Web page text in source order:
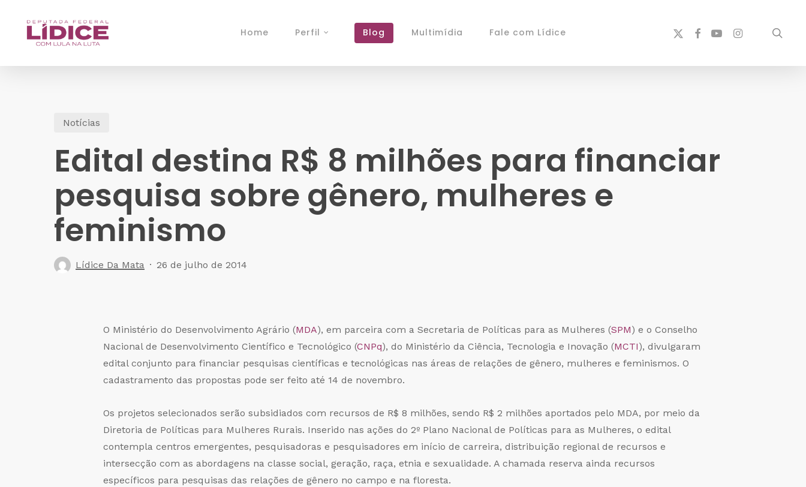
Home Perfil Blog Multimídia Fale com Lídice
x-
facebook
youtubeinstagram
Notícias
Edital destina R$ 8 milhões para financiar
pesquisa sobre gênero, mulheres e
feminismo
Lídice Da Mata 26 de julho de 2014
O Ministério do Desenvolvimento Agrário (MDA), em parceira com a Secretaria de Políticas para as Mulheres (SPM) e o Conselho
Nacional de Desenvolvimento Científico e Tecnológico (CNPq), do Ministério da Ciência, Tecnologia e Inovação (MCTI), divulgaram
edital conjunto para financiar pesquisas científicas e tecnológicas nas áreas de relações de gênero, mulheres e feminismos. O
cadastramento das propostas pode ser feito até 14 de novembro.
Os projetos selecionados serão subsidiados com recursos de R$ 8 milhões, sendo R$ 2 milhões aportados pelo MDA, por meio da
Diretoria de Políticas para Mulheres Rurais. Inserido nas ações do 2º Plano Nacional de Políticas para as Mulheres, o edital
contempla centros emergentes, pesquisadoras e pesquisadores em início de carreira, distribuição regional de recursos e
intersecção com as abordagens na classe social, geração, raça, etnia e sexualidade. A chamada reserva ainda recursos
específicos para pesquisas das relações de gênero no campo e na floresta.